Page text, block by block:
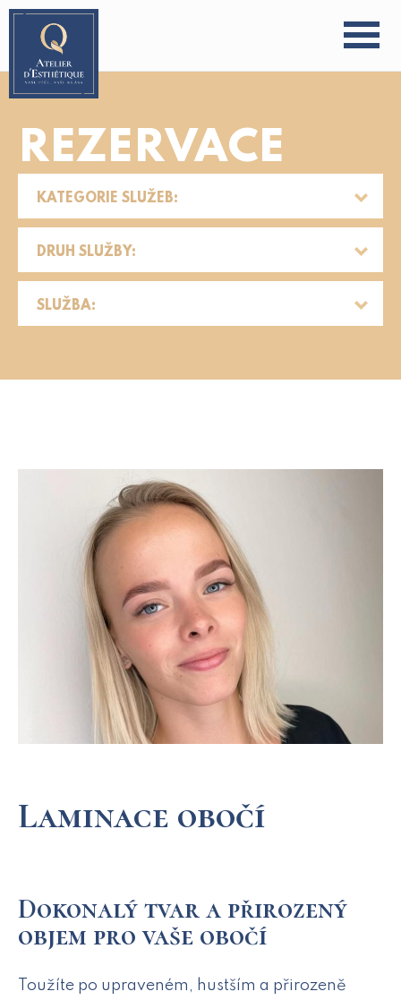
REZERVACE
KATEGORIE SLUŽEB:
DRUH SLUŽBY:
SLUŽBA:
Laminace obočí
Dokonalý tvar a přirozený
objem pro vaše obočí
Toužíte po upraveném, hustším a přirozeně